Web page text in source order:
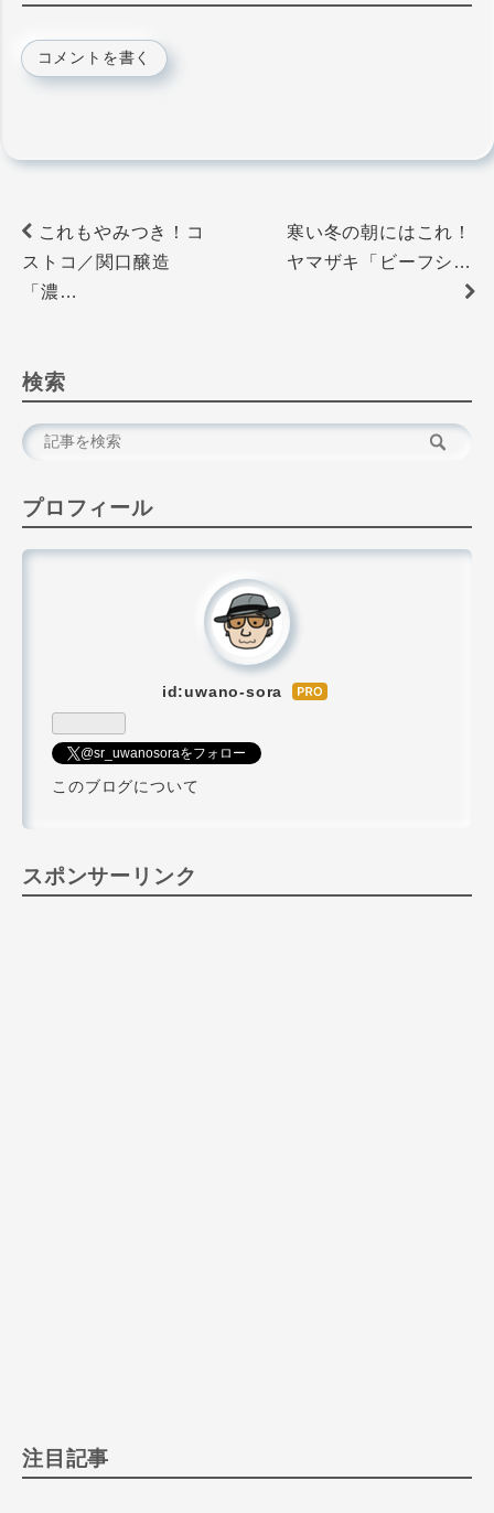
コメントを書く
これもやみつき！コ
ストコ／関口醸造
「濃…
寒い冬の朝にはこれ！
ヤマザキ「ビーフシ…
検索
プロフィール
id:uwano-sora
はて
@sr_uwanosoraをフォロー
このブログについて
スポンサーリンク
注目記事